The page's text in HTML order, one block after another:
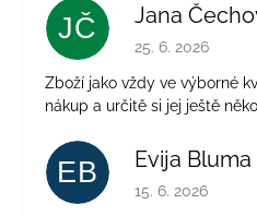
JČ Jana
Hodnocení
25. 6. 2026
Zboží jako vždy ve výborné
nákup a určitě si jej ještě
EB Evija Bluma
Hodnocení
15. 6. 2026